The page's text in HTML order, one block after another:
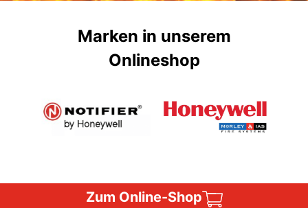
Marken in unserem
Onlineshop
Zum Online-Shop